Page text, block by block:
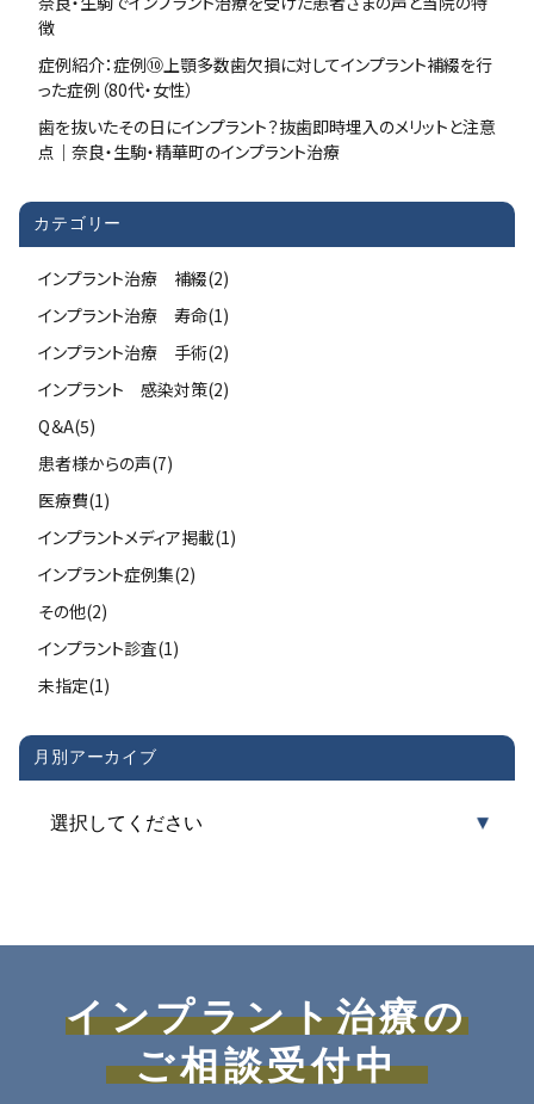
徴
症例紹介：症例⑩上顎多数歯欠損に対してインプラント補綴を行
った症例（80代・女性）
歯を抜いたその日にインプラント？抜歯即時埋入のメリットと注意
点｜奈良・生駒・精華町のインプラント治療
カテゴリー
インプラント治療 補綴(2)
インプラント治療 寿命(1)
インプラント治療 手術(2)
インプラント 感染対策(2)
Q＆A(5)
患者様からの声(7)
医療費(1)
インプラントメディア掲載(1)
インプラント症例集(2)
その他(2)
インプラント診査(1)
未指定(1)
月別アーカイブ
インプラント治療の
ご相談受付中